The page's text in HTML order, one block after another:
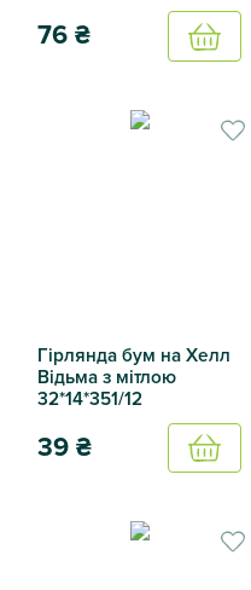
76₴
Купить
Гірлянда бум на Хелл
Відьма з мітлою
32*14*351/12
39₴
Купить